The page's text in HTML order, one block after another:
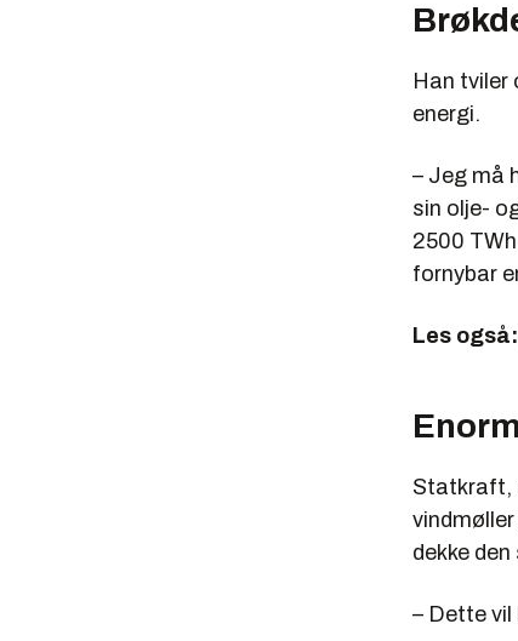
Han tviler
energi.
– Jeg må
sin olje-
2500
fornybar
Les også:
Statkraft,
dekke
– Dette